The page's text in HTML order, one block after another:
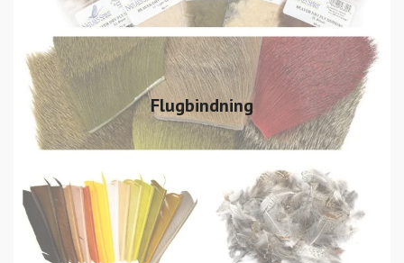
Flugbindning